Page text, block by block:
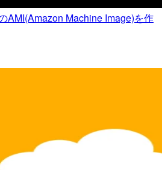
AMI(Amazon Machine Image)を作